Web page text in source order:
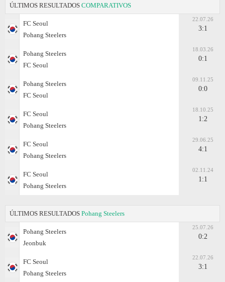
ÚLTIMOS RESULTADOS COMPARATIVOS
FC Seoul
Pohang Steelers
22.07.26
3:1
Pohang Steelers
FC Seoul
18.03.26
0:1
Pohang Steelers
FC Seoul
09.11.25
0:0
FC Seoul
Pohang Steelers
18.10.25
1:2
FC Seoul
Pohang Steelers
29.06.25
4:1
FC Seoul
Pohang Steelers
02.11.24
1:1
ÚLTIMOS RESULTADOS Pohang Steelers
Pohang Steelers
Jeonbuk
25.07.26
0:2
FC Seoul
Pohang Steelers
22.07.26
3:1